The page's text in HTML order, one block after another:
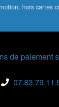
hors cartes
de paiement